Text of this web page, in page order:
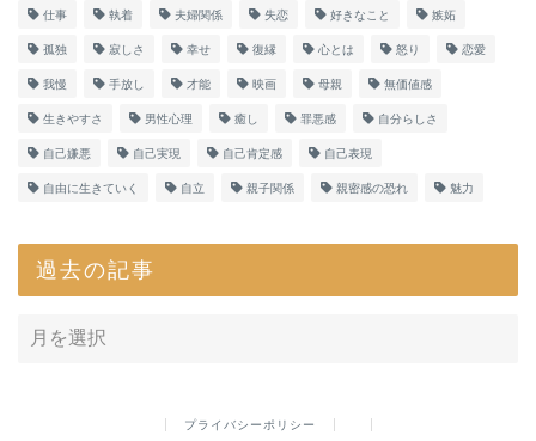
仕事 執着 夫婦関係 失恋 好きなこと 嫉妬
孤独 寂しさ 幸せ 復縁 心とは 怒り 恋愛
我慢 手放し 才能 映画 母親 無価値感
生きやすさ 男性心理 癒し 罪悪感 自分らしさ
自己嫌悪 自己実現 自己肯定感 自己表現
自由に生きていく 自立 親子関係 親密感の恐れ 魅力
過去の記事
プライバシーポリシー